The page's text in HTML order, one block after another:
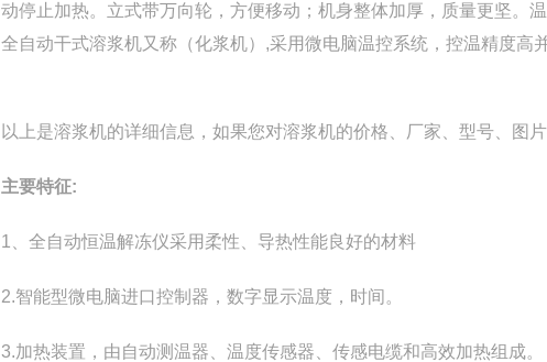
动停止加热。立式带万向轮，方便移动；机身整体加厚，质量更坚。
全自动干式溶浆机又称（化浆机）,采用微电脑温控系统，控温精度高
以上是溶浆机的详细信息，如果您对溶浆机的价格、厂家、型号、图
主要特征:
1、全自动恒温解冻仪采用柔性、导热性能良好的材料
2.智能型微电脑进口控制器，数字显示温度，时间。
3.加热装置，由自动测温器、温度传感器、传感电缆和高效加热组成。